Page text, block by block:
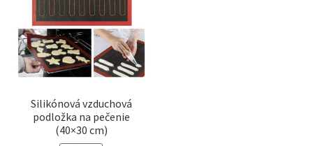
Silikónová vzduchová
podložka na pečenie
(40×30 cm)